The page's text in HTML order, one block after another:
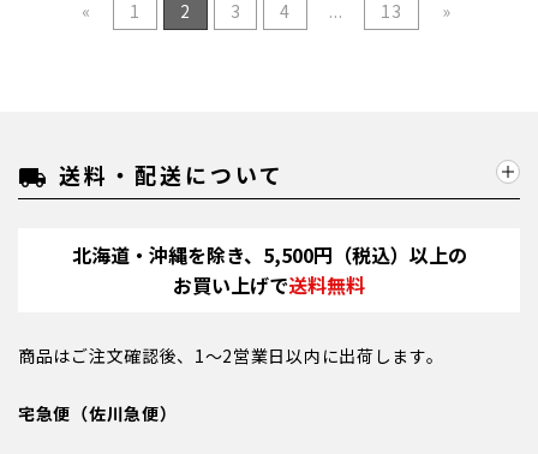
« 1 2 3 4 ... 13 »
local_shipping 送料・配送について
北海道・沖縄を除き、5,500円（税込）以上の
お買い上げで送料無料
商品はご注文確認後、1～2営業日以内に出荷します。
宅急便（佐川急便）